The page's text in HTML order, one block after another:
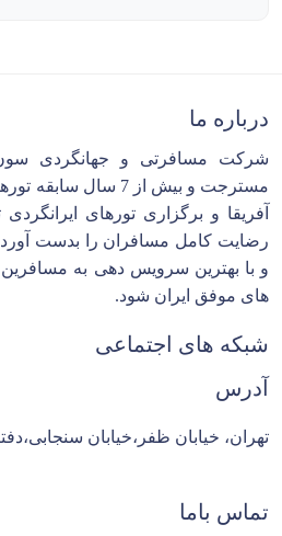
درباره ما
شرکت مسافرتی و جهانگردی
مسترجت و بیش از 7
آفریقا و برگزاری تورهای
رضایت کامل مسافران را بدست
و با بهترین سرویس دهی به مسافرین
های موفق ایران شود.
شبکه های اجتماعی
آدرس
تهران، خیابان ظفر،خیابان سنجابی،دفتری
تماس باما